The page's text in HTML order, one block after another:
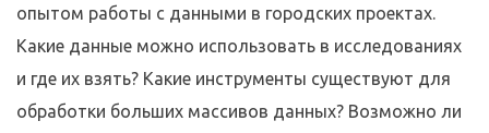
опытом работы с данными в городских проектах.
Какие данные можно использовать в исследованиях
и где их взять? Какие инструменты существуют для
обработки больших массивов данных? Возможно ли